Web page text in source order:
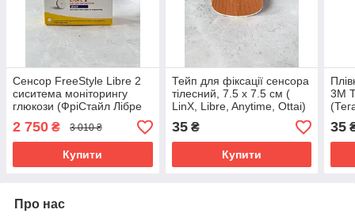
Сенсор FreeStyle Libre 2
сиситема моніторингу
глюкози (ФріСтайл Лібре
2 750 ₴ 3 010 ₴
Купити
Тейп для фіксації сенсора
тілесний, 7.5 х 7.5 см (
LinX, Libre, Anytime, Ottai)
35₴
Купити
3M
35
Про нас